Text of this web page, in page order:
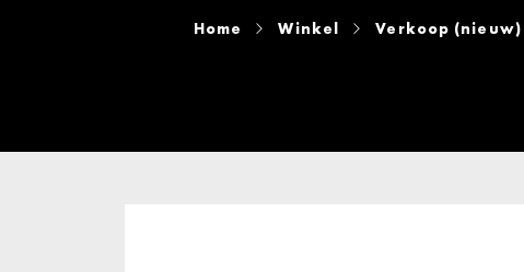
Home Winkel Verkoop (nieuw)